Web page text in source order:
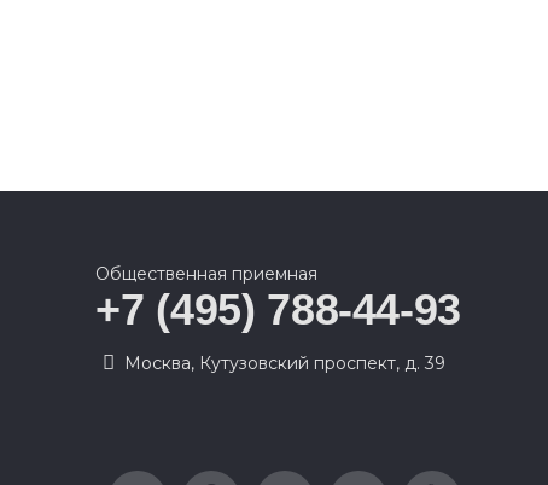
Общественная приемная
+7 (495) 788-44-93
Москва, Кутузовский проспект, д. 39